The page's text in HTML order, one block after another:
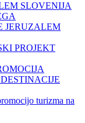
SLOVENIJA
JERUZALEM
PROJEKT
turizma na